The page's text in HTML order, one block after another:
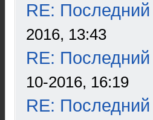
RE:
2016, 13:43
RE:
10-2016, 16:19
RE: